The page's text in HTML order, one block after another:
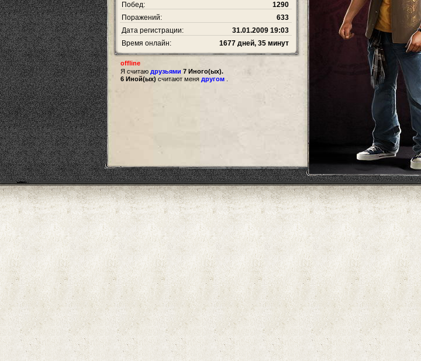
Побед:
1290
Поражений:
633
Дата регистрации:
31.01.2009 19:03
Время онлайн:
1677 дней, 35 минут
offline
Я считаю друзьями 7 Иного(ых).
6 Иной(ых) считают меня другом